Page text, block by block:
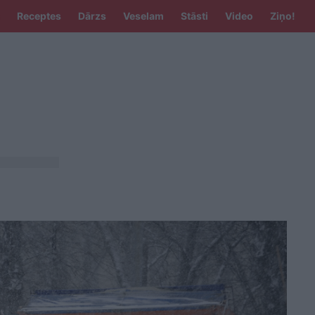
Receptes Dārzs Veselam Stāsti Video Ziņo!